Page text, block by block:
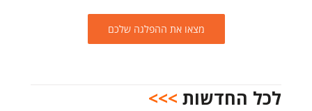
מצאו את ההפלגה שלכם
לכל החדשות >>>